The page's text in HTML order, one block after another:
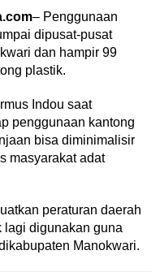
– Penggunaan
dipusat-pusat
dan hampir 99
plastik.
Indou saat
penggunaan kantong
bisa diminimalisir
masyarakat adat
peraturan daerah
lagi digunakan guna
Manokwari.